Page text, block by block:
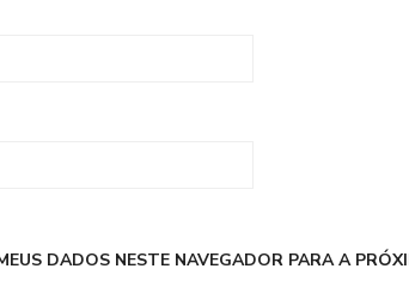
DADOS NESTE NAVEGADOR PARA A